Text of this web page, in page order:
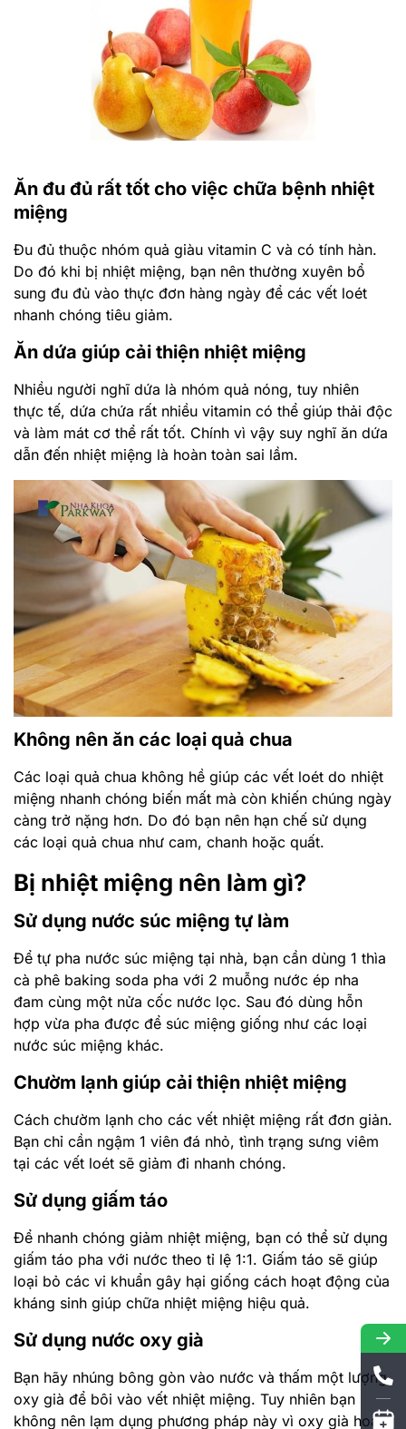
Ăn đu đủ rất tốt cho việc chữa bệnh nhiệt
miệng
Đu đủ thuộc nhóm quả giàu vitamin C và có tính hàn.
Do đó khi bị nhiệt miệng, bạn nên thường xuyên bổ
sung đu đủ vào thực đơn hàng ngày để các vết loét
nhanh chóng tiêu giảm.
Ăn dứa giúp cải thiện nhiệt miệng
Nhiều người nghĩ dứa là nhóm quả nóng, tuy nhiên
thực tế, dứa chứa rất nhiều vitamin có thể giúp thải độc
và làm mát cơ thể rất tốt. Chính vì vậy suy nghĩ ăn dứa
dẫn đến nhiệt miệng là hoàn toàn sai lầm.
Không nên ăn các loại quả chua
Các loại quả chua không hề giúp các vết loét do nhiệt
miệng nhanh chóng biến mất mà còn khiến chúng ngày
càng trở nặng hơn. Do đó bạn nên hạn chế sử dụng
các loại quả chua như cam, chanh hoặc quất.
Bị nhiệt miệng nên làm gì?
Sử dụng nước súc miệng tự làm
Để tự pha nước súc miệng tại nhà, bạn cần dùng 1 thìa
cà phê baking soda pha với 2 muỗng nước ép nha
đam cùng một nửa cốc nước lọc. Sau đó dùng hỗn
hợp vừa pha được để súc miệng giống như các loại
nước súc miệng khác.
Chườm lạnh giúp cải thiện nhiệt miệng
Cách chườm lạnh cho các vết nhiệt miệng rất đơn giản.
Bạn chỉ cần ngậm 1 viên đá nhỏ, tình trạng sưng viêm
tại các vết loét sẽ giảm đi nhanh chóng.
Sử dụng giấm táo
Để nhanh chóng giảm nhiệt miệng, bạn có thể sử dụng
giấm táo pha với nước theo tỉ lệ 1:1. Giấm táo sẽ giúp
loại bỏ các vi khuẩn gây hại giống cách hoạt động của
kháng sinh giúp chữa nhiệt miệng hiệu quả.
Sử dụng nước oxy già
Bạn hãy nhúng bông gòn vào nước và thấm một lượng
oxy già để bôi vào vết nhiệt miệng. Tuy nhiên bạn
không nên lạm dụng phương pháp này vì oxy già hoạt